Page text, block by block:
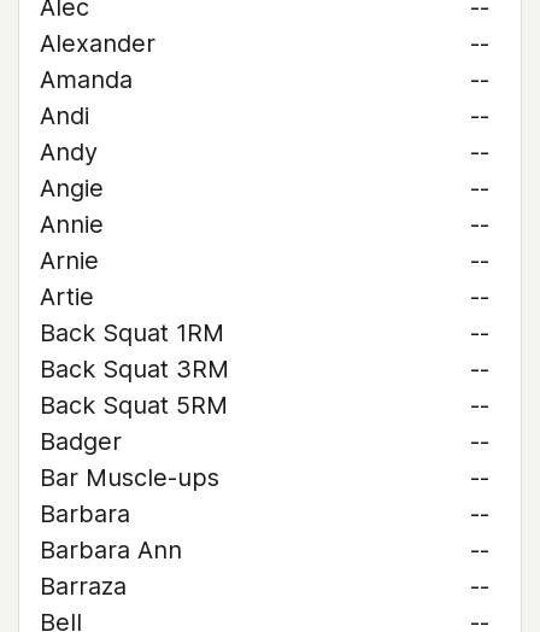
Alec
--
Alexander
--
Amanda
--
Andi
--
Andy
--
Angie
--
Annie
--
Arnie
--
Artie
--
Back Squat 1RM
--
Back Squat 3RM
--
Back Squat 5RM
--
Badger
--
Bar Muscle-ups
--
Barbara
--
Barbara Ann
--
Barraza
--
Bell
--